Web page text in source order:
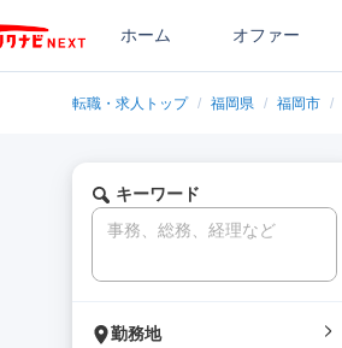
ホーム オファー
転職・求人トップ / 福岡県 / 福岡市 /
キーワード
勤務地